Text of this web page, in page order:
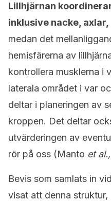
Lillhjärnan
inklusive nacke,
medan det
hemisfärerna av
kontrollera musklerna i
laterala området i var
deltar i planeringen av
kroppen. Det deltar
utvärderingen av
rör på oss (Manto et al.,
Bevis som samlats in vid
visat att denna